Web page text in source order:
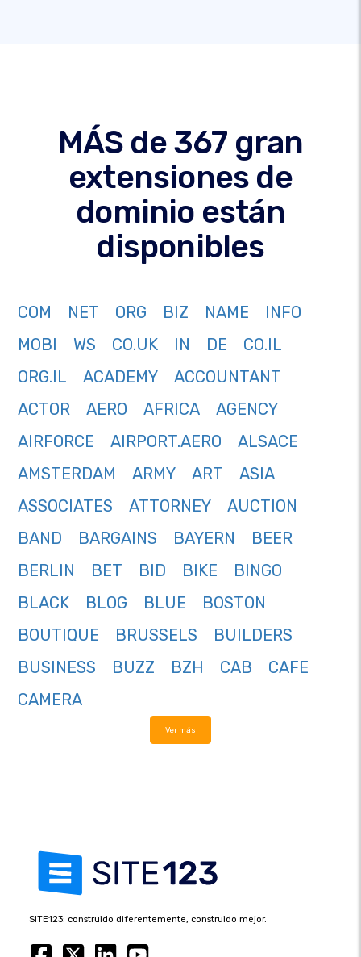
MÁS de 367 gran
extensiones de
dominio están
disponibles
COM NET ORG BIZ NAME
INFO
MOBI
WS CO.UK IN DE
CO.IL
ORG.IL
ACADEMY
ACCOUNTANT
ACTOR
AERO AFRICA
AGENCY
AIRFORCE
AIRPORT.AERO
ALSACE
AMSTERDAM
ARMY ART
ASIA
ASSOCIATES
ATTORNEY
AUCTION
BAND
BARGAINS BAYERN
BEER
BERLIN
BET BID BIKE
BINGO
BLACK
BLOG BLUE
BOSTON
BOUTIQUE
BRUSSELS
BUILDERS
BUSINESS
BUZZ BZH CAB
CAFE
CAMERA
Ver más
SITE123: construido diferentemente, construido mejor.